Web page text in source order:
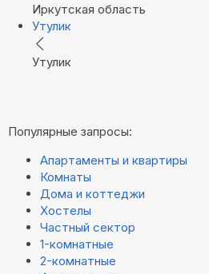
Иркутская область
Утулик
Утулик
Популярные запросы:
Апартаменты и квартиры
Комнаты
Дома и коттеджи
Хостелы
Частный сектор
1-комнатные
2-комнатные